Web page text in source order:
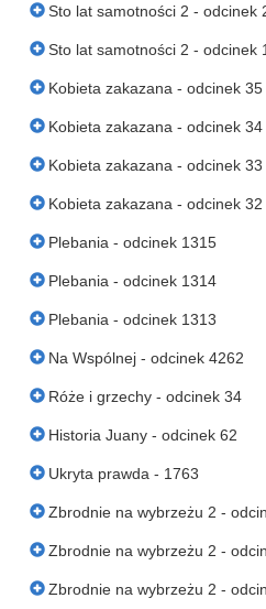
Sto lat samotności 2 - odcinek
Sto lat samotności 2 - odcinek 1
Kobieta zakazana - odcinek 35
Kobieta zakazana - odcinek 34
Kobieta zakazana - odcinek 33
Kobieta zakazana - odcinek 32
Plebania - odcinek 1315
Plebania - odcinek 1314
Plebania - odcinek 1313
Na Wspólnej - odcinek 4262
Róże i grzechy - odcinek 34
Historia Juany - odcinek 62
Ukryta prawda - 1763
Zbrodnie na wybrzeżu 2 -
Zbrodnie na wybrzeżu 2 -
Zbrodnie na wybrzeżu 2 -